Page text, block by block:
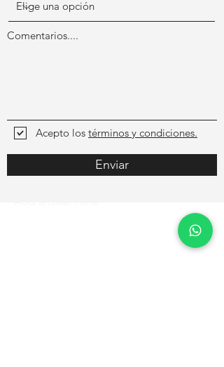
Comentarios....
Acepto los términos y condiciones.
Enviar